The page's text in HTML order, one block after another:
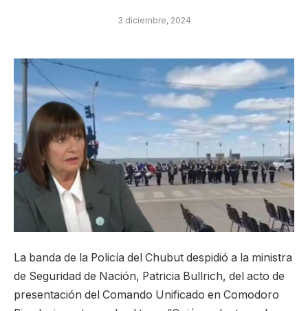
3 diciembre, 2024
La banda de la Policía del Chubut despidió a la ministra
de Seguridad de Nación, Patricia Bullrich, del acto de
presentación del Comando Unificado en Comodoro